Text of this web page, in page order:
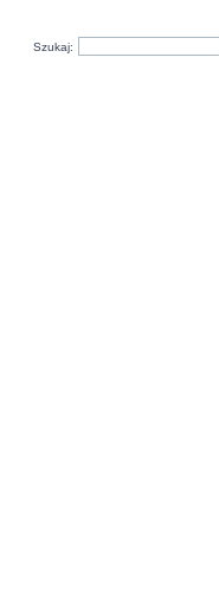
Szukaj: